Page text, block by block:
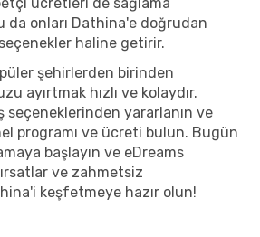
da onları Dathina'e doğrudan
haline getirir.
şehirlerden birinden
ayırtmak hızlı ve kolaydır.
seçeneklerinden yararlanın ve
programı ve ücreti bulun. Bugün
başlayın ve eDreams
ve zahmetsiz
keşfetmeye hazır olun!